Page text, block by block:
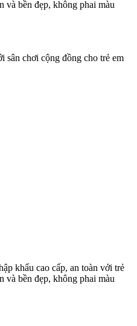
và bền đẹp, không phai màu
chơi cộng đồng cho trẻ em
khẩu cao cấp, an toàn với trẻ
và bền đẹp, không phai màu